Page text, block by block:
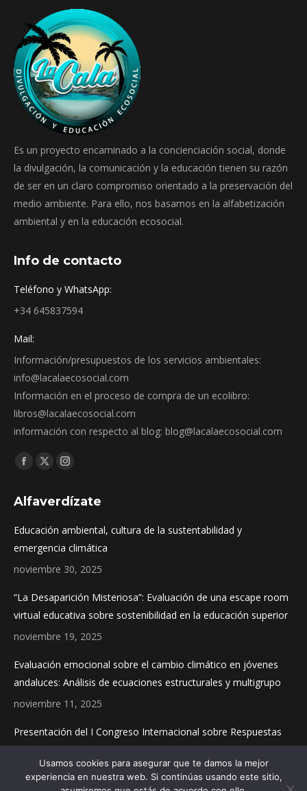
Es un proyecto encaminado a la concienciación social, donde
la divulgación, la comunicación y la educación tienen su razón
de ser en un claro compromiso orientado a la preservación del
medio ambiente. Para ello, nos basamos en la alfabetización
ambiental y en la educación ecosocial.
Info de contacto
Teléfono y WhatsApp:
+34 645837594
Mail:
Información/presupuestos de los servicios ambientales:
info@lacalaecosocial.com
Información en el proceso de compra de un ecolibro:
libros@lacalaecosocial.com
información con respecto al blog: blog@lacalaecosocial.com
Find us on:
Facebook
opens
window
X
opens
Instagram
opens
Alfaverdízate
Educación ambiental, cultura de la sustentabilidad y
emergencia climática
noviembre 30, 2025
“La Desaparición Misteriosa”: Evaluación de una escape room
virtual educativa sobre sostenibilidad en la educación superior
noviembre 19, 2025
Evaluación emocional sobre el cambio climático en jóvenes
andaluces: Análisis de ecuaciones estructurales y multigrupo
noviembre 11, 2025
Presentación del I Congreso Internacional sobre Respuestas
Educativas y Sociales a la Emergencia Climática
noviembre 4, 2025
Usamos cookies para asegurar que te damos la mejor
experiencia en nuestra web. Si continúas usando este sitio,